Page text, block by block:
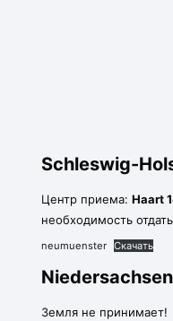
Schleswig-
Центр приема: Haart
необходимость
neumuenster Скачать
Земля не принимает!